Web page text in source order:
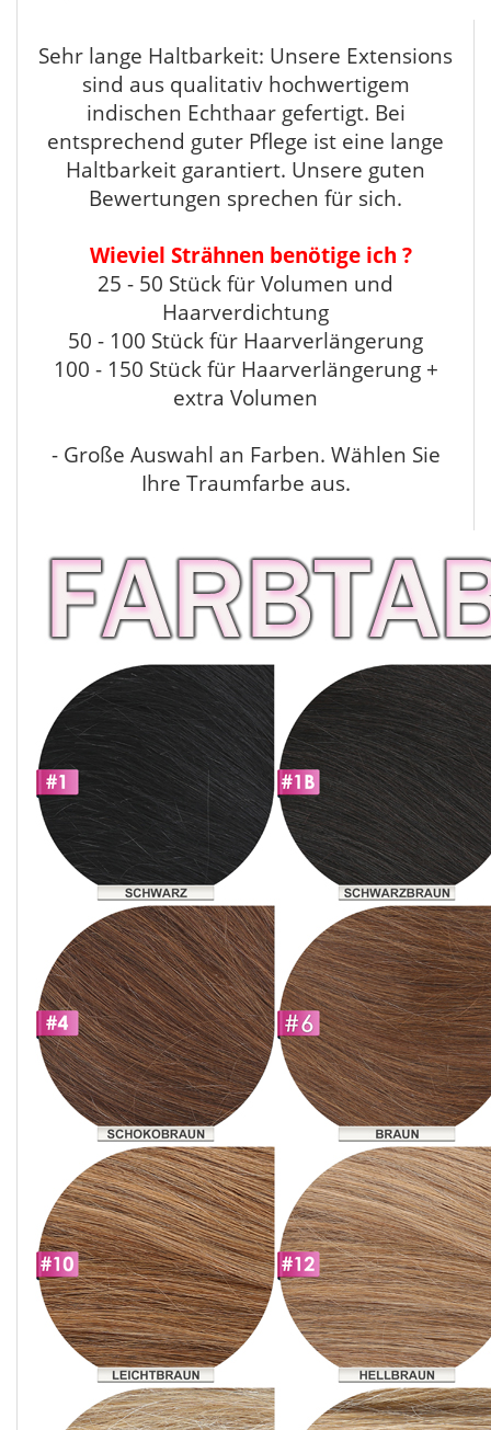
Sehr lange Haltbarkeit: Unsere Extensions
sind aus qualitativ hochwertigem
indischen Echthaar gefertigt. Bei
entsprechend guter Pflege ist eine lange
Haltbarkeit garantiert. Unsere guten
Bewertungen sprechen für sich.
Wieviel Strähnen benötige ich ?
25 - 50 Stück für Volumen und
Haarverdichtung
50 - 100 Stück für Haarverlängerung
100 - 150 Stück für Haarverlängerung +
extra Volumen
- Große Auswahl an Farben. Wählen Sie
Ihre Traumfarbe aus.